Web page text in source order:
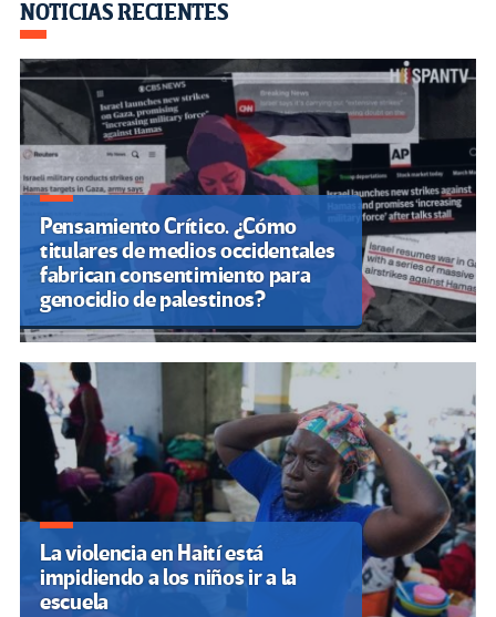
o
k
m n
tir
NOTICIAS RECIENTES
Pensamiento Crítico. ¿Cómo
titulares de medios occidentales
fabrican consentimiento para
genocidio de palestinos?
La violencia en Haití está
impidiendo a los niños ir a la
escuela